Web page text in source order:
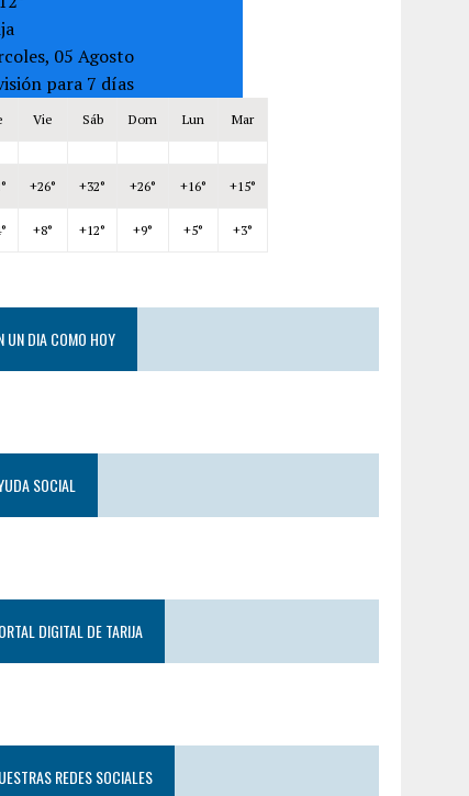
05 Agosto
para 7 días
Vie Sáb Dom Lun Mar
+26° +32° +26° +16° +15°
+8° +12° +9° +5° +3°
UN DIA COMO HOY
SOCIAL
DIGITAL DE TARIJA
REDES SOCIALES